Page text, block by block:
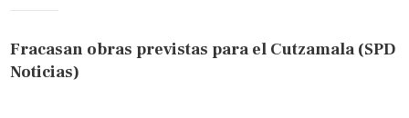
Fracasan obras previstas para el Cutzamala (SPD
Noticias)